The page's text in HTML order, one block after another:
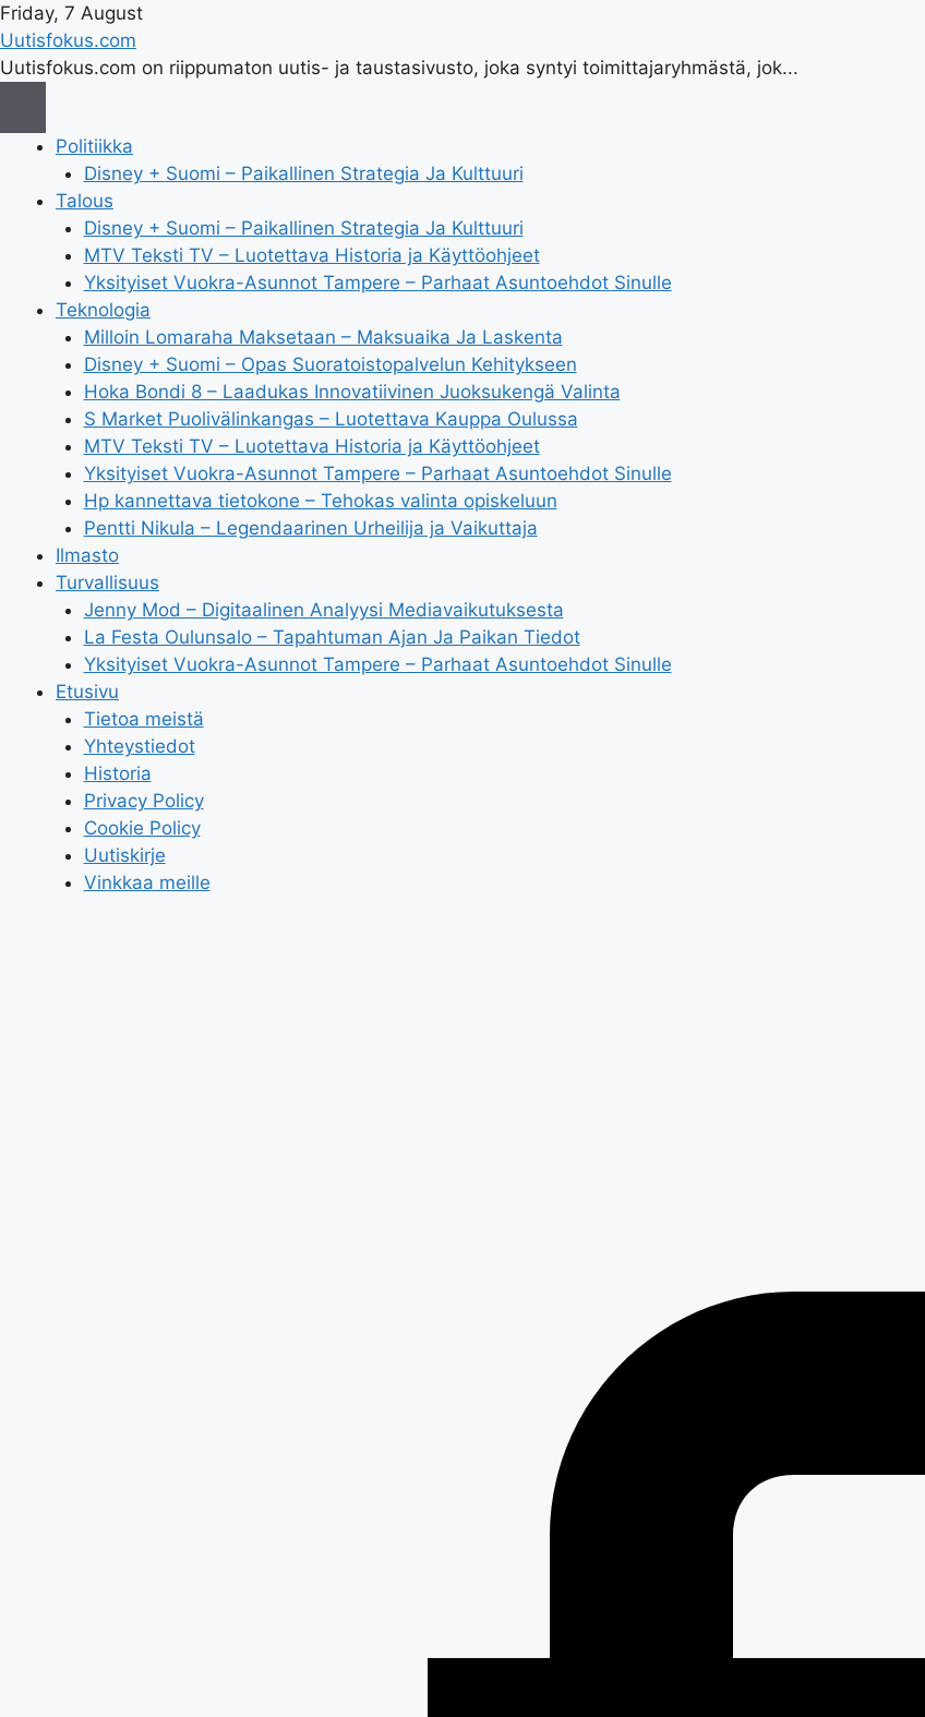
Friday, 7 August
Uutisfokus.com
Uutisfokus.com on riippumaton uutis- ja taustasivusto, joka syntyi toimittajaryhmästä, jok...
Politiikka
Disney + Suomi – Paikallinen Strategia Ja Kulttuuri
Talous
Disney + Suomi – Paikallinen Strategia Ja Kulttuuri
MTV Teksti TV – Luotettava Historia ja Käyttöohjeet
Yksityiset Vuokra-Asunnot Tampere – Parhaat Asuntoehdot Sinulle
Teknologia
Milloin Lomaraha Maksetaan – Maksuaika Ja Laskenta
Disney + Suomi – Opas Suoratoistopalvelun Kehitykseen
Hoka Bondi 8 – Laadukas Innovatiivinen Juoksukengä Valinta
S Market Puolivälinkangas – Luotettava Kauppa Oulussa
MTV Teksti TV – Luotettava Historia ja Käyttöohjeet
Yksityiset Vuokra-Asunnot Tampere – Parhaat Asuntoehdot Sinulle
Hp kannettava tietokone – Tehokas valinta opiskeluun
Pentti Nikula – Legendaarinen Urheilija ja Vaikuttaja
Ilmasto
Turvallisuus
Jenny Mod – Digitaalinen Analyysi Mediavaikutuksesta
La Festa Oulunsalo – Tapahtuman Ajan Ja Paikan Tiedot
Yksityiset Vuokra-Asunnot Tampere – Parhaat Asuntoehdot Sinulle
Etusivu
Tietoa meistä
Yhteystiedot
Historia
Privacy Policy
Cookie Policy
Uutiskirje
Vinkkaa meille